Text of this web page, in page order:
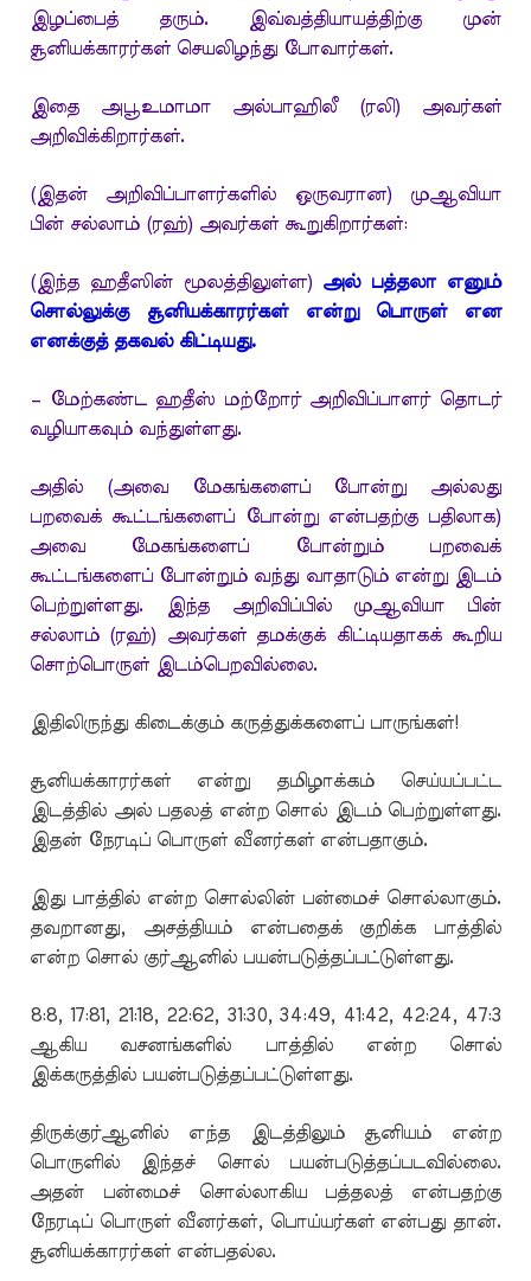
இழப்பைத் தரும். இவ்வத்தியாயத்திற்கு முன்
சூனியக்காரர்கள் செயலிழந்து போவார்கள்.
இதை அபூஉமாமா அல்பாஹிலீ (ரலி) அவர்கள்
அறிவிக்கிறார்கள்.
(இதன் அறிவிப்பாளர்களில் ஒருவரான) முஆவியா
பின் சல்லாம் (ரஹ்) அவர்கள் கூறுகிறார்கள்:
(இந்த ஹதீஸின் மூலத்திலுள்ள) அல் பத்தலா எனும்
சொல்லுக்கு சூனியக்காரர்கள் என்று பொருள் என
எனக்குத் தகவல் கிட்டியது.
– மேற்கண்ட ஹதீஸ் மற்றோர் அறிவிப்பாளர் தொடர்
வழியாகவும் வந்துள்ளது.
அதில் (அவை மேகங்களைப் போன்று அல்லது
பறவைக் கூட்டங்களைப் போன்று என்பதற்கு பதிலாக)
அவை மேகங்களைப் போன்றும் பறவைக்
கூட்டங்களைப் போன்றும் வந்து வாதாடும் என்று இடம்
பெற்றுள்ளது. இந்த அறிவிப்பில் முஆவியா பின்
சல்லாம் (ரஹ்) அவர்கள் தமக்குக் கிட்டியதாகக் கூறிய
சொற்பொருள் இடம்பெறவில்லை.
இதிலிருந்து கிடைக்கும் கருத்துக்களைப் பாருங்கள்!
சூனியக்காரர்கள் என்று தமிழாக்கம் செய்யப்பட்ட
இடத்தில் அல் பதலத் என்ற சொல் இடம் பெற்றுள்ளது.
இதன் நேரடிப் பொருள் வீனர்கள் என்பதாகும்.
இது பாத்தில் என்ற சொல்லின் பன்மைச் சொல்லாகும்.
தவறானது, அசத்தியம் என்பதைக் குறிக்க பாத்தில்
என்ற சொல் குர்ஆனில் பயன்படுத்தப்பட்டுள்ளது.
8:8, 17:81, 21:18, 22:62, 31:30, 34:49, 41:42, 42:24, 47:3
ஆகிய வசனங்களில் பாத்தில் என்ற சொல்
இக்கருத்தில் பயன்படுத்தப்பட்டுள்ளது.
திருக்குர்ஆனில் எந்த இடத்திலும் சூனியம் என்ற
பொருளில் இந்தச் சொல் பயன்படுத்தப்படவில்லை.
அதன் பன்மைச் சொல்லாகிய பத்தலத் என்பதற்கு
நேரடிப் பொருள் வீனர்கள், பொய்யர்கள் என்பது தான்.
சூனியக்காரர்கள் என்பதல்ல.